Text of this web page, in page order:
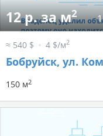
12 р. за м2 1
≈ 540 $ 4 $/м2
Бобруйск, ул.
150 м2